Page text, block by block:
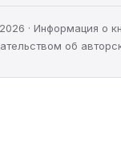
· Информация о
об